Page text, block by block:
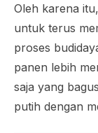
Oleh karena
untuk terus
proses
panen lebih
saja yang
putih dengan